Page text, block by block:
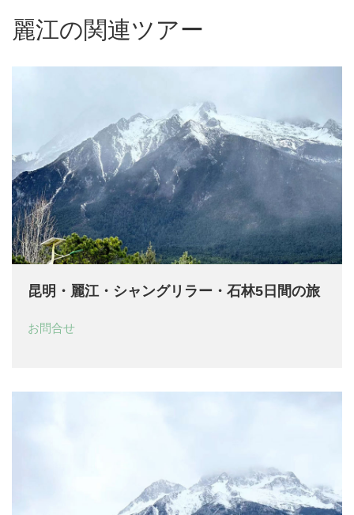
麗江の関連ツアー
昆明・麗江・シャングリラー・石林5日間の旅
お問合せ